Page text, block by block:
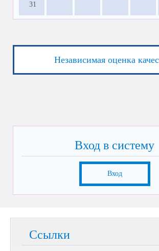
31
Независимая оценка
Вход в систему
Вход
Ссылки